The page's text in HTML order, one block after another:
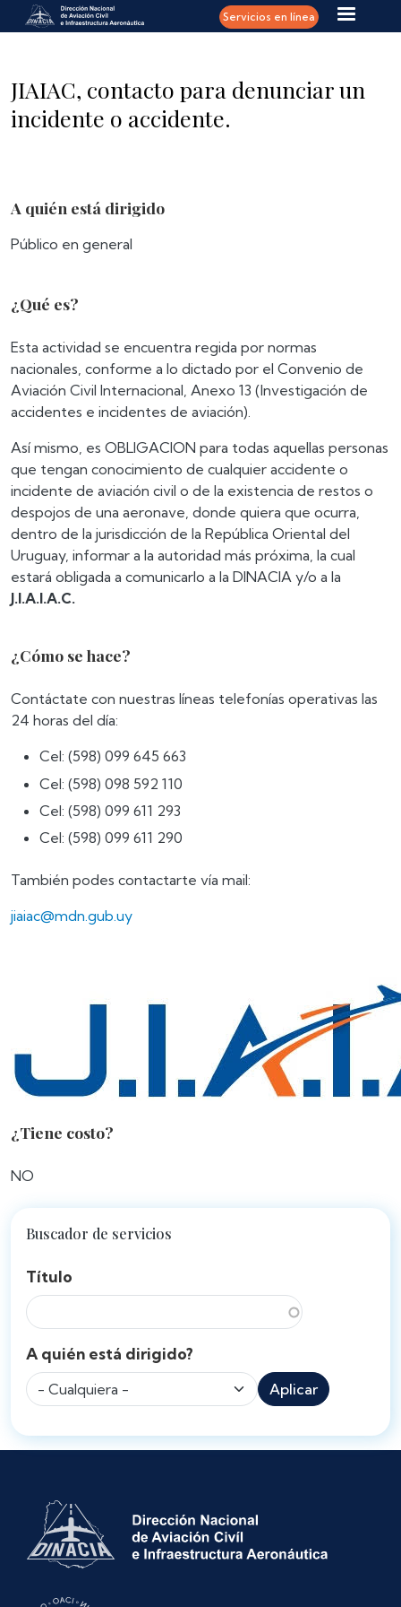
Pasar al contenido principal Servicios en línea
JIAIAC, contacto para denunciar un
incidente o accidente.
A quién está dirigido
Público en general
¿Qué es?
Esta actividad se encuentra regida por normas
nacionales, conforme a lo dictado por el Convenio de
Aviación Civil Internacional, Anexo 13 (Investigación de
accidentes e incidentes de aviación).
Así mismo, es OBLIGACION para todas aquellas personas
que tengan conocimiento de cualquier accidente o
incidente de aviación civil o de la existencia de restos o
despojos de una aeronave, donde quiera que ocurra,
dentro de la jurisdicción de la República Oriental del
Uruguay, informar a la autoridad más próxima, la cual
estará obligada a comunicarlo a la DINACIA y/o a la
J.I.A.I.A.C.
¿Cómo se hace?
Contáctate con nuestras líneas telefonías operativas las
24 horas del día:
Cel: (598) 099 645 663
Cel: (598) 098 592 110
Cel: (598) 099 611 293
Cel: (598) 099 611 290
También podes contactarte vía mail:
jiaiac@mdn.gub.uy
¿Tiene costo?
NO
Buscador de servicios
Título
A quién está dirigido?
Aplicar